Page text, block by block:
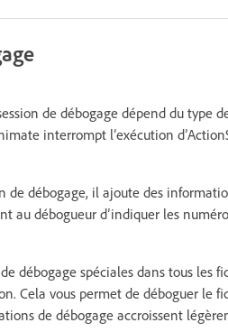
de débogage dépend du type
interrompt l’exécution
de débogage, il ajoute des
au débogueur d’indiquer les
débogage spéciales dans tous les
Cela vous permet de déboguer le
de débogage accroissent